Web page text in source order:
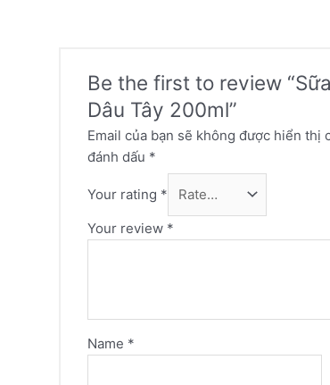
Be the first to review
Dâu Tây 200ml”
Email của bạn sẽ không được hiển thị
đánh dấu *
Your rating *
Your review *
Name *